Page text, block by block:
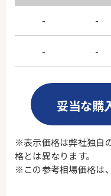
- -
- -
妥当な購
※表示価格は弊社独自
格とは異なります。
※この参考相場価格は